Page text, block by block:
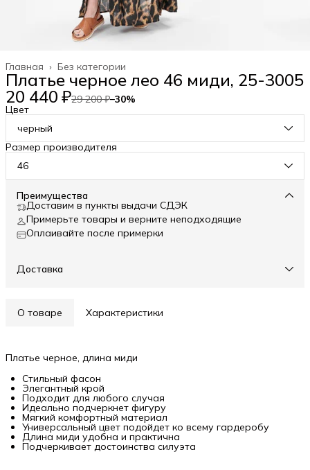
Без категории
Главная ›
Платье черное лео 46 миди, 25-3005
20 440 ₽29 200 ₽−30%
Цвет
черный
Размер производителя
46
Преимущества
Доставим в пункты выдачи СДЭК
Примерьте товары и верните неподходящие
Оплаивайте после примерки
Доставка
О товаре Характеристики
Платье черное, длина миди
Стильный фасон
Элегантный крой
Подходит для любого случая
Идеально подчеркнет фигуру
Мягкий комфортный материал
Универсальный цвет подойдет ко всему гардеробу
Длина миди удобна и практична
Подчеркивает достоинства силуэта